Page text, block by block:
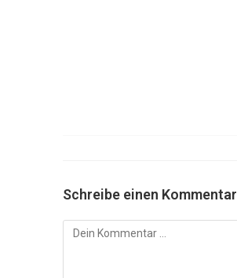
Schreibe einen Kommentar
Kommentar